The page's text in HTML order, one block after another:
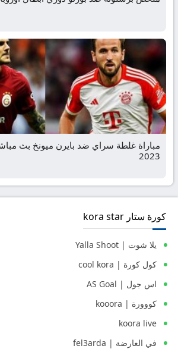
2023
كورة ستار kora star
يلا شوت | Yalla Shoot
كول كورة | cool kora
اس جول | AS Goal
كووورة | kooora
koora live
في العارضة | fel3arda